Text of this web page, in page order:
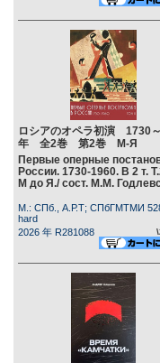
ロシアのオペラ初演 1730
年 全2巻 第2巻 М-Я
Первые оперные
России. 1730-1960. В 2 т.
М до Я./ сост. М.М.
М.: СПб., А.Р.Т; СПбГМТМИ
hard
2026 年 R281088